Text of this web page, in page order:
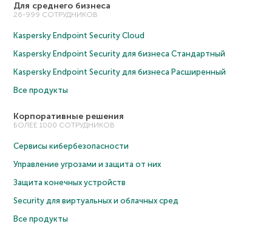
Для среднего бизнеса
26-999 СОТРУДНИКОВ
Kaspersky Endpoint Security Cloud
Kaspersky Endpoint Security для бизнеса Cтандартный
Kaspersky Endpoint Security для бизнеса Расширенный
Все продукты
Корпоративные решения
БОЛЕЕ 1000 СОТРУДНИКОВ
Сервисы кибербезопасности
Управление угрозами и защита от них
Защита конечных устройств
Security для виртуальных и облачных сред
Все продукты